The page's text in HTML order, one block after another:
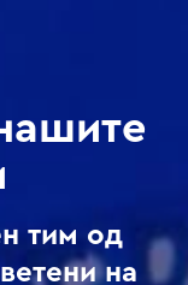
тим од
на